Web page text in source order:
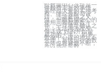
给数据中心选址是一
件颇费周折的事情，
要经过大量的实地考
察、理论分析与设
计，选址要慎之又
慎。一般数据中心的
使用周期都要数十
年，一旦地址确认之
后，无法再去改变。
俗话说“好的开始是
成功的一半”，如果
数据中心建的地址不
合理，后续运行的数
十年也将麻烦不断，
所以选址是数